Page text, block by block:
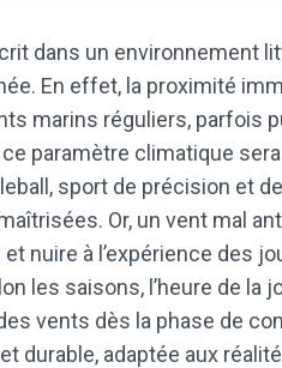
dans un environnement
En effet, la proximité
marins réguliers, parfois
paramètre climatique
sport de précision et
Or, un vent mal
nuire à l’expérience des
les saisons, l’heure de la
vents dès la phase de
durable, adaptée aux